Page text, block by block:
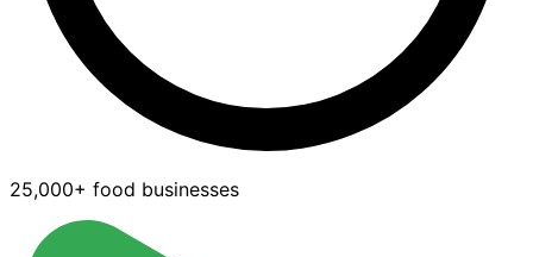
25,000+ food businesses